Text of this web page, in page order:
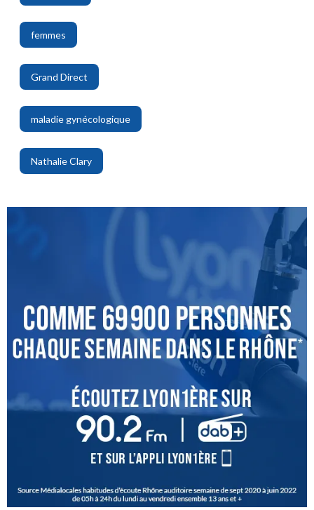
,
femmes
,
Grand Direct
,
maladie gynécologique
,
Nathalie Clary